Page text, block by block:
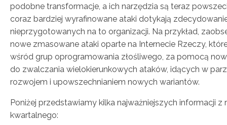
podobne transformacje, a ich narzędzia są teraz
coraz bardziej wyrafinowane ataki dotykają
nieprzygotowanych na to organizacji. Na przykład,
nowe zmasowane ataki oparte na Internecie Rzeczy,
wśród grup oprogramowania złośliwego, za pomocą
do zwalczania wielokierunkowych ataków, idących w
rozwojem i upowszechnianiem nowych wariantów.
Poniżej przedstawiamy kilka najważniejszych informacji z
kwartalnego: